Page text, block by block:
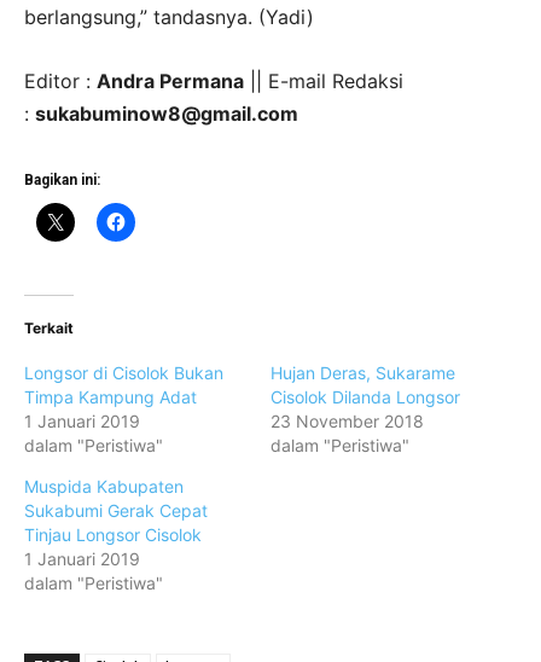
berlangsung,” tandasnya. (Yadi)
Editor : Andra Permana || E-mail Redaksi
: sukabuminow8@gmail.com
Bagikan ini:
Terkait
Longsor di Cisolok Bukan
Timpa Kampung Adat
1 Januari 2019
dalam "Peristiwa"
Hujan Deras, Sukarame
Cisolok Dilanda Longsor
23 November 2018
dalam "Peristiwa"
Muspida Kabupaten
Sukabumi Gerak Cepat
Tinjau Longsor Cisolok
1 Januari 2019
dalam "Peristiwa"